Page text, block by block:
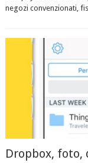
negozi convenzionati,
Dropbox, foto,